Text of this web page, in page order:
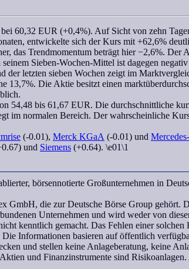
60,32 EUR (+0,4%). Auf Sicht von zehn
entwickelte sich der Kurs mit +62,6%
das Trendmomentum beträgt hier −2,6%. Der
Sieben-Wochen-Mittel ist dagegen
der letzten sieben Wochen zeigt im
13,7%. Die Aktie besitzt einen
54,48 bis 61,67 EUR. Die durchschnittliche
im normalen Bereich. Derwahrscheinliche
(-0.01), Merck KGaA (-0.01) und
und Siemens (+0.64). \e01\1
börsennotierte Großunternehmen in
die zur Deutsche Börse Group gehört.
Unternehmen und wird weder von
kenntlich gemacht. Das Fehlen einer solchen
Informationen basieren auf öffentlich
und stellen keine Anlageberatung, keine
und Finanzinstrumente sind